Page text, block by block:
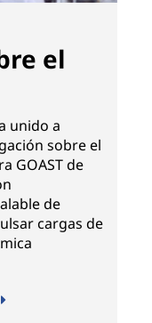
el
unido a
sobre el
GOAST de
de
cargas de